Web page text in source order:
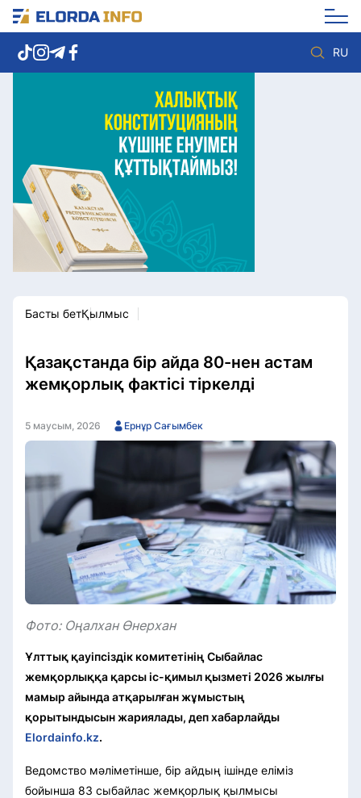
RU
Елорда жаңалықтары
Көзқарас
Саясат
Видео
Әлеумет
Экономика
Спорт
Мәдениет
Басты бетҚылмыс
Қазақстанда бір айда 80-нен астам
жемқорлық фактісі тіркелді
5 маусым, 2026 Ернұр Сағымбек
Фото: Оңалхан Өнерхан
Ұлттық қауіпсіздік комитетінің Сыбайлас
жемқорлыққа қарсы іс-қимыл қызметі 2026 жылғы
мамыр айында атқарылған жұмыстың
қорытындысын жариялады, деп хабарлайды
Elordainfo.kz.
Ведомство мәліметінше, бір айдың ішінде еліміз
бойынша 83 сыбайлас жемқорлық қылмысы